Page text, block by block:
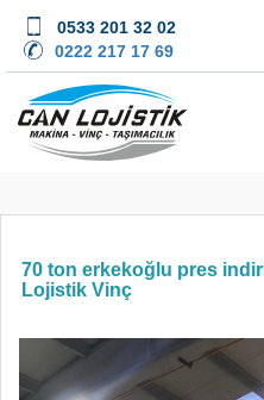
0533 201 32 02
0222 217 17 69
70 ton erkekoğlu pres
Lojistik Vinç